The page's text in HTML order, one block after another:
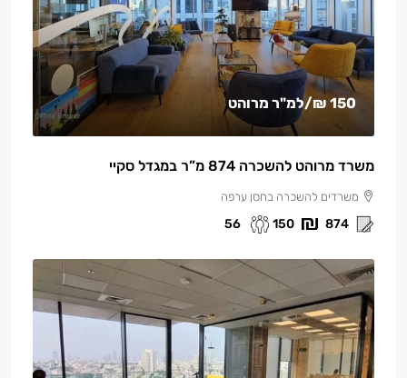
150 ₪ /למ"ר מרוהט
משרד מרוהט להשכרה 874 מ”ר במגדל סקיי
משרדים להשכרה בחסן ערפה
874
150
56